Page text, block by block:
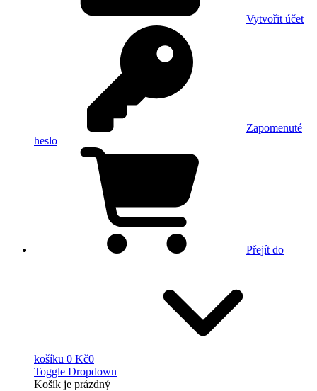
Vytvořit účet
Zapomenuté
heslo
Přejít do
košíku 0 Kč0
Toggle Dropdown
Košík je prázdný